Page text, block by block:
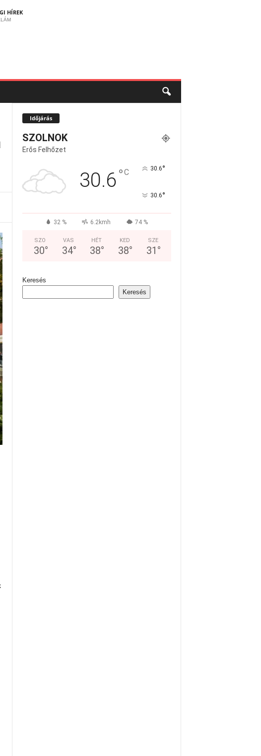
HÍREK
Időjárás
SZOLNOK
Erős Felhőzet
30.6°C 30.6°
30.6°
32 % 6.2kmh 74 %
SZO
30°
VAS
34°
HÉT
38°
KED
38°
SZE
31 °
Keresés
Keresés